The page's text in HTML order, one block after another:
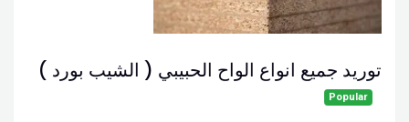
توريد جميع انواع الواح الحبيبي ( الشيب بورد )
Popular